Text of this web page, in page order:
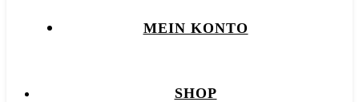
MEIN KONTO
SHOP